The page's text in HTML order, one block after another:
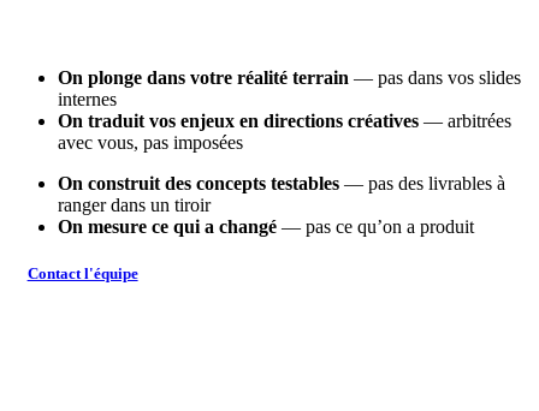
On plonge dans votre réalité terrain — pas dans vos slides
internes
On traduit vos enjeux en directions créatives — arbitrées
avec vous, pas imposées
On construit des concepts testables — pas des livrables à
ranger dans un tiroir
On mesure ce qui a changé — pas ce qu’on a produit
Contact l'équipe